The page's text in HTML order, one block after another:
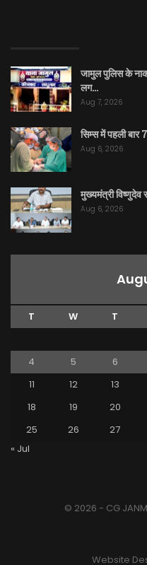
जामुल पुलिस के
लग…
Aug 7, 2026
सिम्स में पहली
Aug 6, 2026
मुख्यमंत्री
Aug 6, 2026
T W T
4
5 6
11
12 13
18
19 20
25
26 27
« Jul
© 2026 - CG
Website